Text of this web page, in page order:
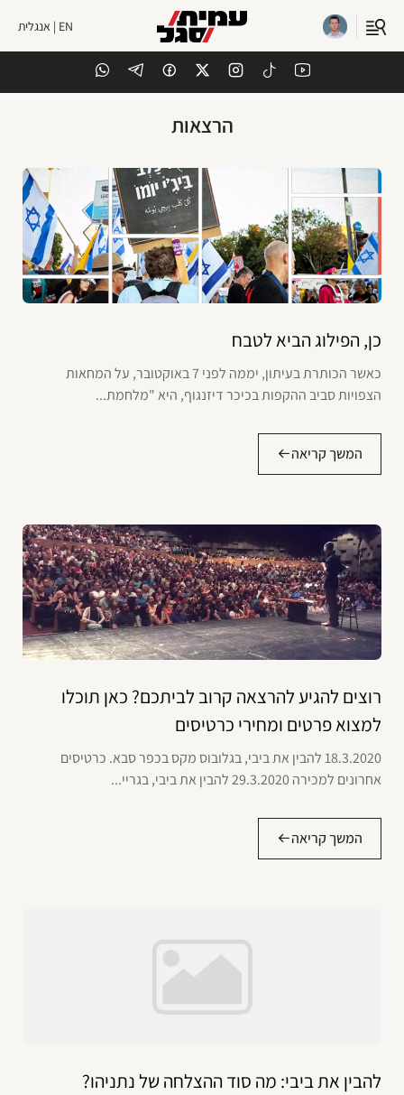
EN | אנגלית
הרצאות
כן, הפילוג הביא לטבח
כאשר הכותרת בעיתון, יממה לפני 7 באוקטובר, על המחאות
הצפויות סביב ההקפות בכיכר דיזנגוף, היא "מלחמת...
המשך קריאה
רוצים להגיע להרצאה קרוב לביתכם? כאן תוכלו
למצוא פרטים ומחירי כרטיסים
18.3.2020 להבין את ביבי, בגלובוס מקס בכפר סבא. כרטיסים
אחרונים למכירה 29.3.2020 להבין את ביבי, בגריי...
המשך קריאה
להבין את ביבי: מה סוד ההצלחה של נתניהו?